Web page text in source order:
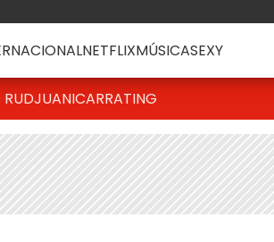
NETFLIXMÚSICASEXY
RUDJUANICARRATING